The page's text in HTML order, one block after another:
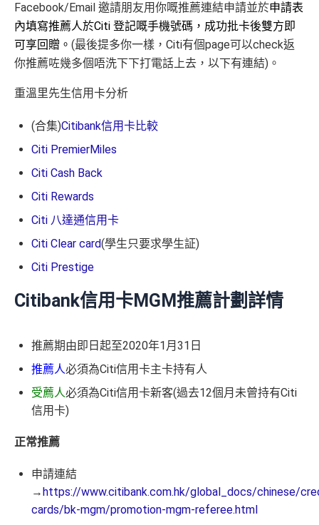
Facebook/Email 邀請朋友用你嘅推薦連結申請並於申請表
內填寫推薦人於Citi 登記嘅手機號碼，成功批卡後雙方即
可享回贈。 (最後提多你一樣，Citi有個page可以check返
你推薦咗幾多個唔洗下下打電話上去，以下有連結)。
重溫里先生信用卡分析
(合集)Citibank信用卡比較
Citi PremierMiles
Citi Cash Back
Citi Rewards
Citi 八達通信用卡
Citi Clear card(學生只要求學生証)
Citi Prestige
Citibank信用卡MGM推薦計劃詳情
推薦期由即日起至2020年1月31日
推薦人必須為Citi信用卡主卡持有人
受薦人必須為Citi信用卡新客(過去12個月未曾持有Citi
信用卡)
正常推薦
申請連結
→ https://www.citibank.com.hk/global_docs/chinese/
cards/bk-mgm/promotion-mgm-referee.html